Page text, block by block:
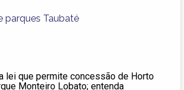
lei que permite concessão de Horto
Monteiro Lobato; entenda